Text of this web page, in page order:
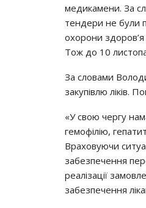
медикамени. За
тендери не були
охорони
Тож до 10
За словами
закупівлю ліків.
«У свою чергу
гемофілію,
Враховуючи
забезпечення
реалізації
забезпечення